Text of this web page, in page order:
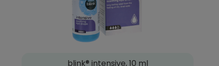
blink® intensive, 10 ml